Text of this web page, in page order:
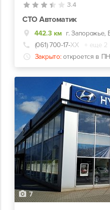
3.4
СТО Автоматик
442.3 км г. Запорожье,
(061) 700-17-ХХ
+ еще 2
Закрыто: откроется в
7